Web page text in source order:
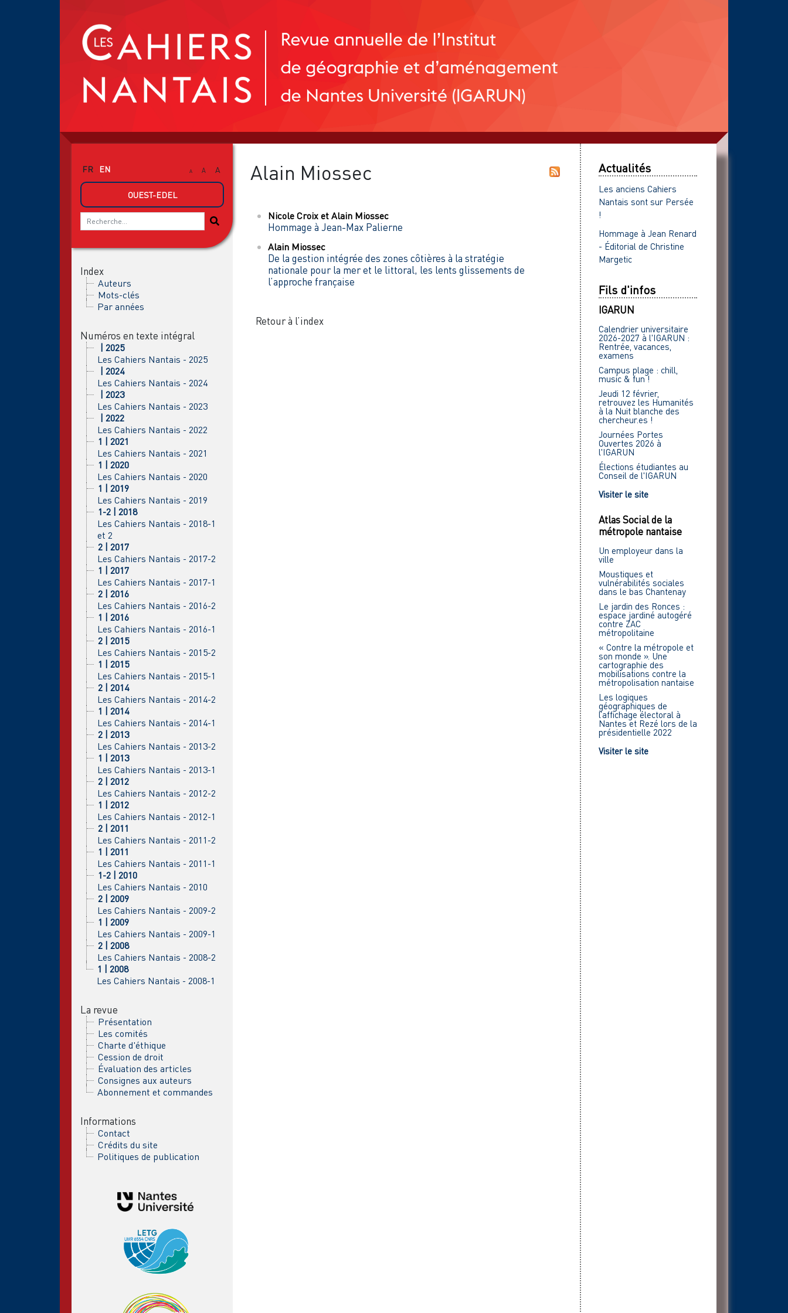
FR EN A A A
OUEST-EDEL
Index
Auteurs
Mots-clés
Par années
Numéros en texte intégral
| 2025
Les Cahiers Nantais - 2025
| 2024
Les Cahiers Nantais - 2024
| 2023
Les Cahiers Nantais - 2023
| 2022
Les Cahiers Nantais - 2022
1 | 2021
Les Cahiers Nantais - 2021
1 | 2020
Les Cahiers Nantais - 2020
1 | 2019
Les Cahiers Nantais - 2019
1-2 | 2018
Les Cahiers Nantais - 2018-1
et 2
2 | 2017
Les Cahiers Nantais - 2017-2
1 | 2017
Les Cahiers Nantais - 2017-1
2 | 2016
Les Cahiers Nantais - 2016-2
1 | 2016
Les Cahiers Nantais - 2016-1
2 | 2015
Les Cahiers Nantais - 2015-2
1 | 2015
Les Cahiers Nantais - 2015-1
2 | 2014
Les Cahiers Nantais - 2014-2
1 | 2014
Les Cahiers Nantais - 2014-1
2 | 2013
Les Cahiers Nantais - 2013-2
1 | 2013
Les Cahiers Nantais - 2013-1
2 | 2012
Les Cahiers Nantais - 2012-2
1 | 2012
Les Cahiers Nantais - 2012-1
2 | 2011
Les Cahiers Nantais - 2011-2
1 | 2011
Les Cahiers Nantais - 2011-1
1-2 | 2010
Les Cahiers Nantais - 2010
2 | 2009
Les Cahiers Nantais - 2009-2
1 | 2009
Les Cahiers Nantais - 2009-1
2 | 2008
Les Cahiers Nantais - 2008-2
1 | 2008
Les Cahiers Nantais - 2008-1
La revue
Présentation
Les comités
Charte d'éthique
Cession de droit
Évaluation des articles
Consignes aux auteurs
Abonnement et commandes
Informations
Contact
Crédits du site
Politiques de publication
Alain Miossec
Nicole Croix et Alain Miossec
Hommage à Jean-Max Palierne
Alain Miossec
De la gestion intégrée des zones côtières à la stratégie
nationale pour la mer et le littoral, les lents glissements de
l’approche française
Retour à l’index
Actualités
Les anciens Cahiers
Nantais sont sur Persée
!
Hommage à Jean Renard
- Éditorial de Christine
Margetic
Fils d'infos
IGARUN
Calendrier universitaire
2026-2027 à l'IGARUN :
Rentrée, vacances,
examens
Campus plage : chill,
music & fun !
Jeudi 12 février,
retrouvez les Humanités
à la Nuit blanche des
chercheur.es !
Journées Portes
Ouvertes 2026 à
l'IGARUN
Élections étudiantes au
Conseil de l'IGARUN
Visiter le site
Atlas Social de la
métropole nantaise
Un employeur dans la
ville
Moustiques et
vulnérabilités sociales
dans le bas Chantenay
Le jardin des Ronces :
espace jardiné autogéré
contre ZAC
métropolitaine
« Contre la métropole et
son monde ». Une
cartographie des
mobilisations contre la
métropolisation nantaise
Les logiques
géographiques de
l’affichage électoral à
Nantes et Rezé lors de la
présidentielle 2022
Visiter le site